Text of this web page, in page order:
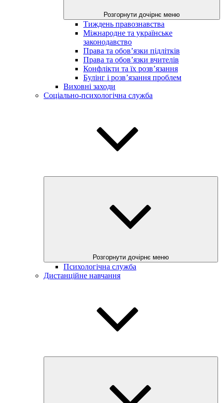
Розгорнути дочірнє меню
Тиждень правознавства
Міжнародне та українське
законодавство
Права та обов’язки підлітків
Права та обов’язки вчителів
Конфлікти та їх розв’язання
Булінг і розв’язання проблем
Виховні заходи
Соціально-психологічна служба
Розгорнути дочірнє меню
Психологічна служба
Дистанційне навчання